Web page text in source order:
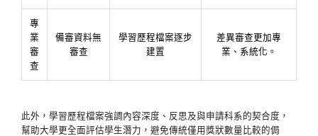
專
業
審
查
備審資料無
審查
學習歷程檔案逐步
建置
差異審查更加專
業、系統化。
此外，學習歷程檔案強調內容深度、反思及與申請科系的契合度，
幫助大學更全面評估學生潛力，避免傳統僅用獎狀數量比較的侷